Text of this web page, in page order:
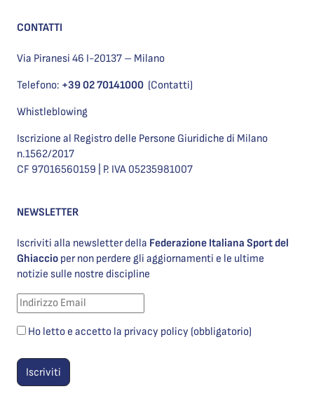
CONTATTI
Via Piranesi 46 I-20137 – Milano
Telefono: +39 02 70141000 (Contatti)
Whistleblowing
Iscrizione al Registro delle Persone Giuridiche di Milano
n.1562/2017
CF 97016560159 | P. IVA 05235981007
NEWSLETTER
Iscriviti alla newsletter della Federazione Italiana Sport del
Ghiaccio per non perdere gli aggiornamenti e le ultime
notizie sulle nostre discipline
Ho letto e accetto la privacy policy (obbligatorio)